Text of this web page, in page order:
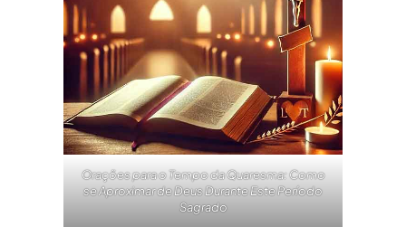
Orações para o Tempo da Quaresma: Como
se Aproximar de Deus Durante Este Período
Sagrado